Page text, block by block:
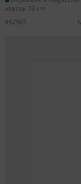
altezza: 33 cm
#62965